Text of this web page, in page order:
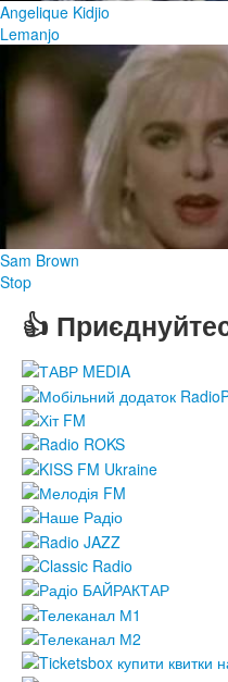
Angelique Kidjio
Lemanjo
Sam Brown
Stop
👍